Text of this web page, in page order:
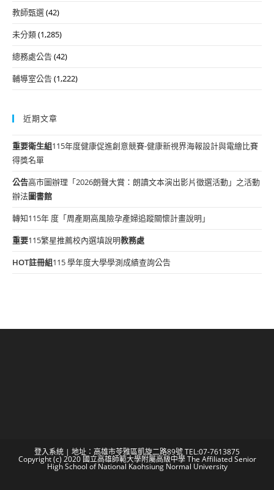
教師甄選(42)
未分類(1,285)
總務處公告(42)
輔導室公告(1,222)
近期文章
重要衛生組115年度健康促進創意競賽-健康新視界海報設計與電繪比賽
得獎名單
公告高市圖辦理「2026朗聲大賞：朗讀文本演出影片徵選活動」之活動
辦法圖書館
轉知115年 度「周產期高風險孕產婦追蹤關懷計畫說明」
重要115繁星推薦校內選填說明教務處
HOT註冊組115 學年度大學學測成績查詢公告
登入系統 | 地址：高雄市苓雅區凱旋二路89號 TEL:07-7613875
Copyright (c) 2020 國立高雄師範大學附屬高級中學 The Affiliated Senior
High School of National Kaohsiung Normal University